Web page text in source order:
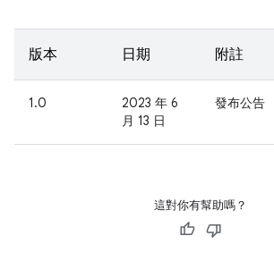
版本 日期 附註
1.0
2023 年 6
月 13 日
發布公告
這對你有幫助嗎？